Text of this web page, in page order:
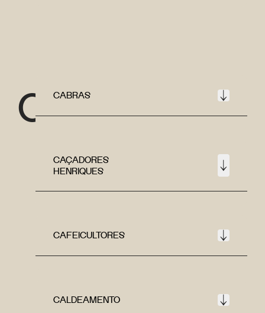
C CABRAS
CAÇADORES
HENRIQUES
CAFEICULTORES
CALDEAMENTO